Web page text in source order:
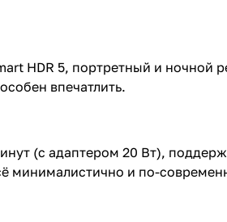
HDR 5, портретный и
впечатлить.
(с адаптером 20 Вт),
минималистично и по-